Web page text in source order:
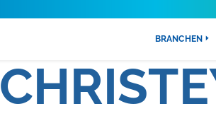
BRANCHEN
WIR